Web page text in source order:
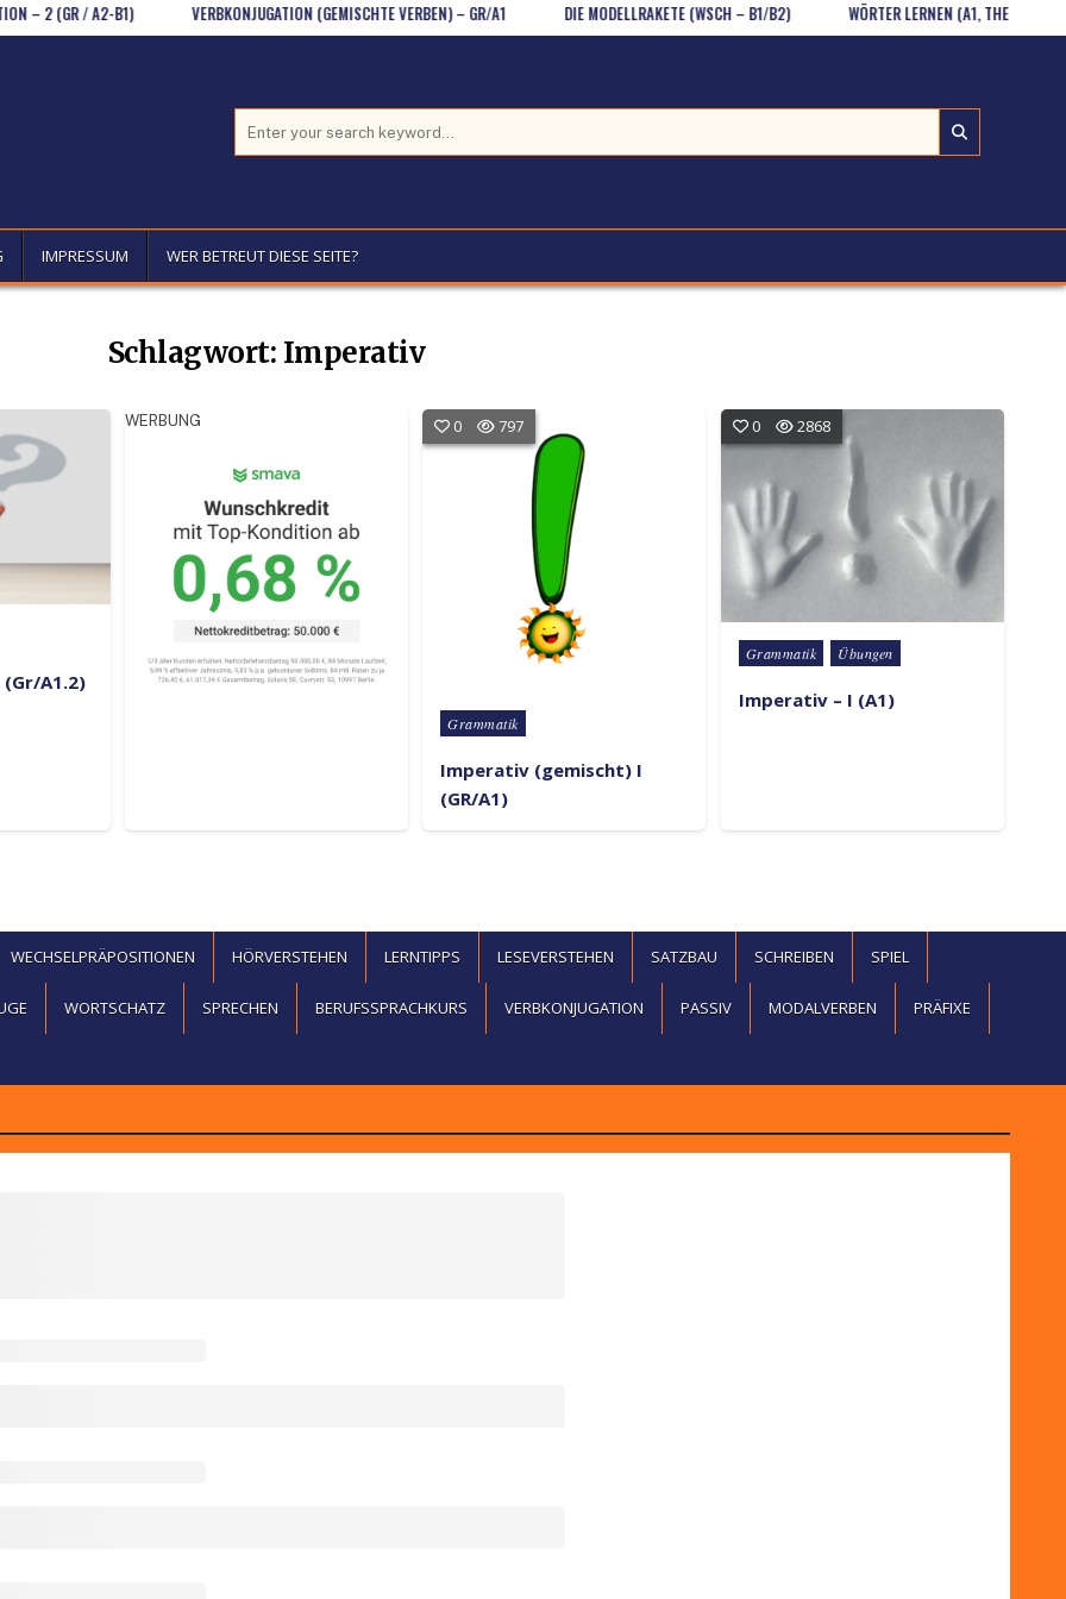
2 (GR / A2-B1) VERBKONJUGATION (GEMISCHTE VERBEN) – GR/A1 DIE MODELLRAKETE (WSCH – B1/B2) WÖRTER LERNEN (A1, THEMA: ESSEN
IMPRESSUM WER BETREUT DIESE SEITE?
Schlagwort: Imperativ
A1.2)
WERBUNG 0 797
Posted in
Grammatik
Imperativ (gemischt) I
(GR/A1)
0 2868
Posted in
Grammatik Übungen
Imperativ – I (A1)
WECHSELPRÄPOSITIONEN HÖRVERSTEHEN LERNTIPPS LESEVERSTEHEN SATZBAU SCHREIBEN SPIEL
WORTSCHATZ SPRECHEN BERUFSSPRACHKURS VERBKONJUGATION PASSIV MODALVERBEN PRÄFIXE